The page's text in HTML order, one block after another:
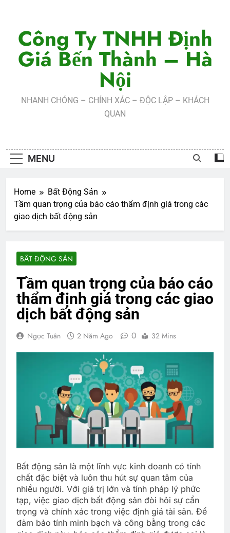
contentCông Ty TNHH Định
Giá Bến Thành – Hà
Nội
NHANH CHÓNG – CHÍNH XÁC – ĐỘC LẬP – KHÁCH
QUAN
MENU
Home
Bất Động Sản
Tầm quan trọng của báo cáo thẩm định giá trong các
giao dịch bất động sản
BẤT ĐỘNG SẢN
Tầm quan trọng của báo cáo
thẩm định giá trong các giao
dịch bất động sản
Ngọc Tuân 2 Năm Ago 0 32 Mins
Bất động sản là một lĩnh vực kinh doanh có tính
chất đặc biệt và luôn thu hút sự quan tâm của
nhiều người. Với giá trị lớn và tính pháp lý phức
tạp, việc giao dịch bất động sản đòi hỏi sự cẩn
trọng và chính xác trong việc định giá tài sản. Để
đảm bảo tính minh bạch và công bằng trong các